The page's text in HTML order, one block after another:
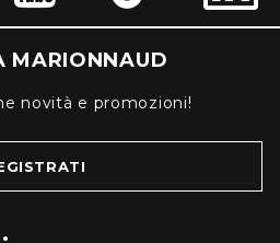
MARIONNAUD
novità e promozioni!